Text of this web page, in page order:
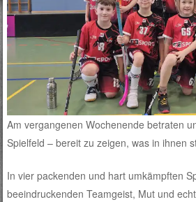
Am vergangenen Wochenende betraten
Spielfeld – bereit zu zeigen, was in ihnen
In vier packenden und hart umkämpften
beeindruckenden Teamgeist, Mut und